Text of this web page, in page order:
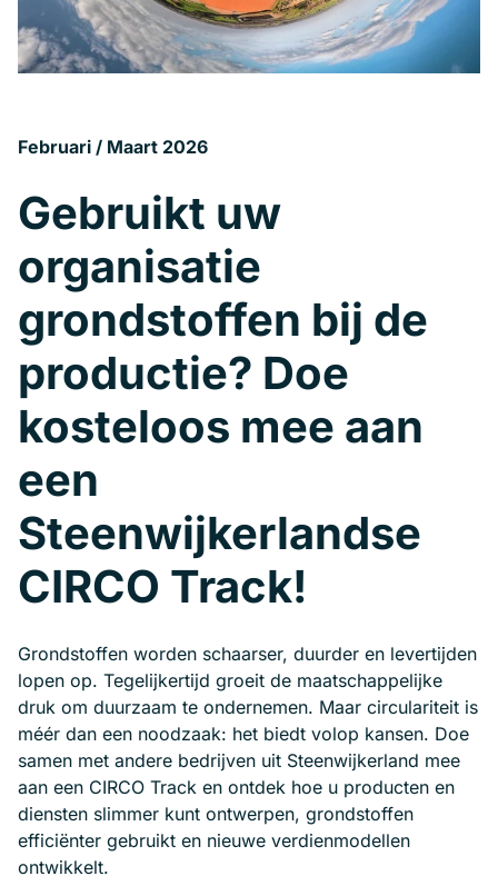
Februari / Maart 2026
Gebruikt uw
organisatie
grondstoffen bij de
productie? Doe
kosteloos mee aan
een
Steenwijkerlandse
CIRCO Track!
Grondstoffen worden schaarser, duurder en levertijden
lopen op. Tegelijkertijd groeit de maatschappelijke
druk om duurzaam te ondernemen. Maar circulariteit is
méér dan een noodzaak: het biedt volop kansen. Doe
samen met andere bedrijven uit Steenwijkerland mee
aan een CIRCO Track en ontdek hoe u producten en
diensten slimmer kunt ontwerpen, grondstoffen
efficiënter gebruikt en nieuwe verdienmodellen
ontwikkelt.